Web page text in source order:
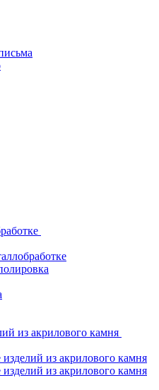
из акрилового камня
из акрилового камня
из акрилового камня